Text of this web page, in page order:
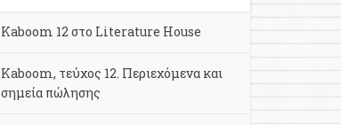
Kaboom 12 στο Literature House
Kaboom, τεύχος 12. Περιεχόμενα και
σημεία πώλησης